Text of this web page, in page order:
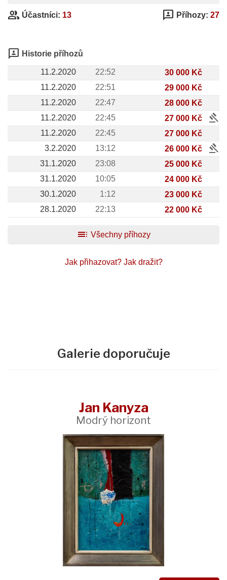
group Účastníci: 13 3p Příhozy: 27
3p Historie příhozů
11.2.2020 22:52
30 000 Kč
11.2.2020
22:51
29 000 Kč
11.2.2020
22:47
28 000 Kč
11.2.2020
22:45 27 000 Kč gavel
11.2.2020 22:45
27 000 Kč
3.2.2020
13:12 26 000 Kč gavel
31.1.2020 23:08
25 000 Kč
31.1.2020
10:05
24 000 Kč
30.1.2020
1:12
23 000 Kč
28.1.2020
22:13 22 000 Kč
toc Všechny příhozy
Jak přihazovat? Jak dražit?
Galerie doporučuje
Jan Kanyza
Modrý horizont